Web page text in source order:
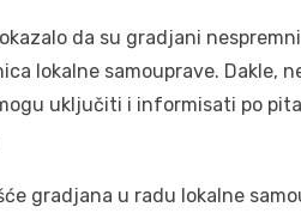
da su gradjani
lokalne samouprave. Dakle,
uključiti i informisati po
gradjana u radu lokalne